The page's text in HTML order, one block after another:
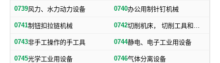
0739风力、水力动力设备 0740办公用制针钉机械
0741制钮扣拉链机械 0742 切削机床， 切削工具和其他金属加工机械
0743非手工操作的手工具 0744静电、电子工业用设备
0745光学工业用设备 0746气体分离设备